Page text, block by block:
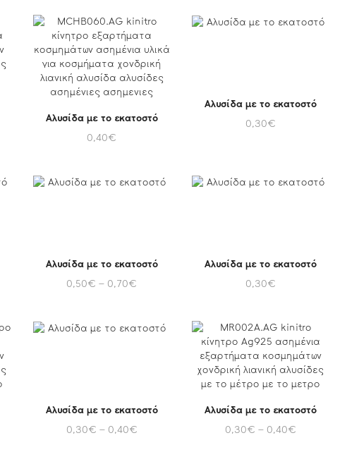
Αλυσίδα με το εκατοστό
0,40€
Αλυσίδα με το εκατοστό
0,30€
Αλυσίδα με το εκατοστό
0,50€ – 0,70€
Αλυσίδα με το εκατοστό
0,30€
Αλυσίδα με το εκατοστό
0,30€ – 0,40€
Αλυσίδα με το εκατοστό
0,30€ – 0,40€